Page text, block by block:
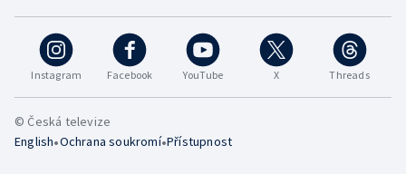
Instagram Facebook YouTube X Threads
© Česká televize
English•Ochrana soukromí•Přístupnost